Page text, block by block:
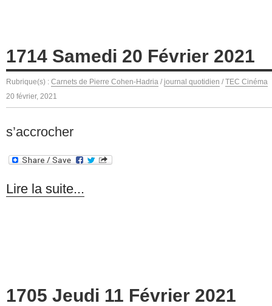
1714 Samedi 20 Février 2021
Rubrique(s) : Carnets de Pierre Cohen-Hadria / journal quotidien / TEC Cinéma
20 février, 2021
s’accrocher
Lire la suite...
1705 Jeudi 11 Février 2021